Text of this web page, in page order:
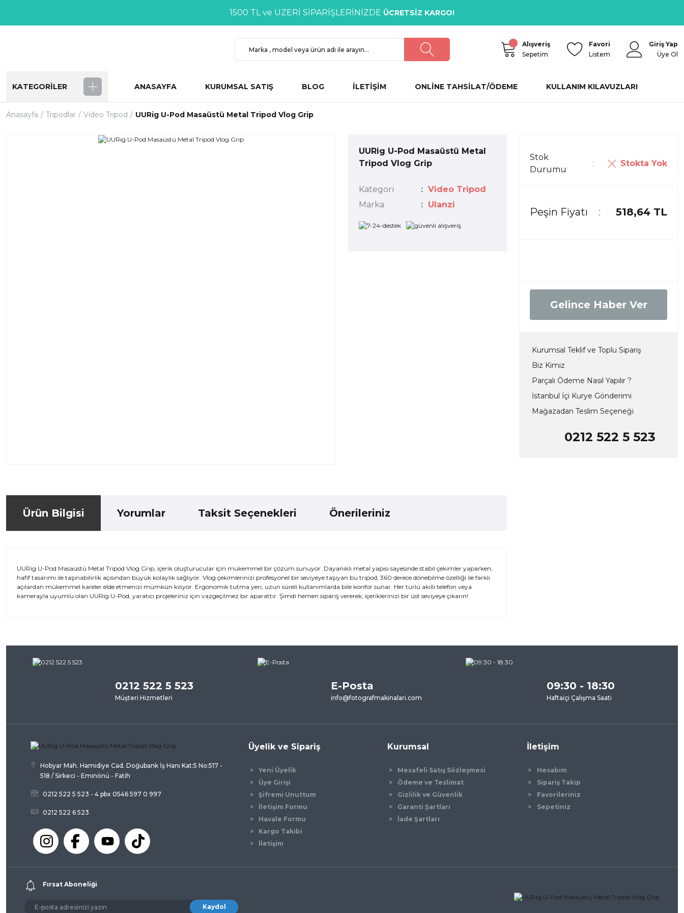
1500 TL ve ÜZERİ SİPARİŞLERİNİZDE ÜCRETSİZ KARGO!
Alışveriş
Sepetim
Favori
Listem
Giriş Yap
Üye Ol
KATEGORİLER ANASAYFA KURUMSAL SATIŞ BLOG İLETİŞİM ONLİNE TAHSİLAT/ÖDEME KULLANIM KILAVUZLARI
Anasayfa Tripodlar Video Tripod UURig U-Pod Masaüstü Metal Tripod Vlog Grip
UURig U-Pod Masaüstü Metal
Tripod Vlog Grip
Kategori
Video Tripod
Marka
Ulanzi
Stok
Durumu
Stokta Yok
Peşin Fiyatı 518,64 TL
Gelince Haber Ver
Kurumsal Teklif ve Toplu Sipariş
Biz Kimiz
Parçalı Ödeme Nasıl Yapılır ?
İstanbul İçi Kurye Gönderimi
Mağazadan Teslim Seçeneği
0212 522 5 523
Ürün Bilgisi Yorumlar Taksit Seçenekleri Önerileriniz
UURig U-Pod Masaüstü Metal Tripod Vlog Grip, içerik oluşturucular için mükemmel bir çözüm sunuyor. Dayanıklı metal yapısı sayesinde stabil çekimler yaparken,
hafif tasarımı ile taşınabilirlik açısından büyük kolaylık sağlıyor. Vlog çekimlerinizi profesyonel bir seviyeye taşıyan bu tripod, 360 derece dönebilme özelliği ile farklı
açılardan mükemmel kareler elde etmenizi mümkün kılıyor. Ergonomik tutma yeri, uzun süreli kullanımlarda bile konfor sunar. Her türlü akıllı telefon veya
kamerayla uyumlu olan UURig U-Pod, yaratıcı projeleriniz için vazgeçilmez bir aparattır. Şimdi hemen sipariş vererek, içeriklerinizi bir üst seviyeye çıkarın!
Görüş ve önerileriniz için teşekkür ederiz.
Ürün resmi kalitesiz, bozuk veya görüntülenemiyor.
Ürün açıklamasında eksik bilgiler bulunuyor.
Ürün fiyatı diğer sitelerden daha pahalı.
Bu ürüne benzer farklı alternatifler olmalı.
Gönder
0212 522 5 523
Müşteri Hizmetleri
E-Posta
info@fotografmakinalari.com
09:30 - 18:30
Haftaiçi Çalışma Saati
Hobyar Mah. Hamidiye Cad. Doğubank İş Hanı Kat:5 No:517 -
518 / Sirkeci - Eminönü - Fatih
0212 522 5 523 - 4 pbx 0546 597 0 997
0212 522 6 523
Üyelik ve Sipariş
Yeni Üyelik
Üye Girişi
Şifremi Unuttum
İletişim Formu
Havale Formu
Kargo Takibi
İletişim
Kurumsal
Mesafeli Satış Sözleşmesi
Ödeme ve Teslimat
Gizlilik ve Güvenlik
Garanti Şartları
İade Şartları
İletişim
Hesabım
Sipariş Takip
Favorileriniz
Sepetiniz
Fırsat Aboneliği
Kaydol